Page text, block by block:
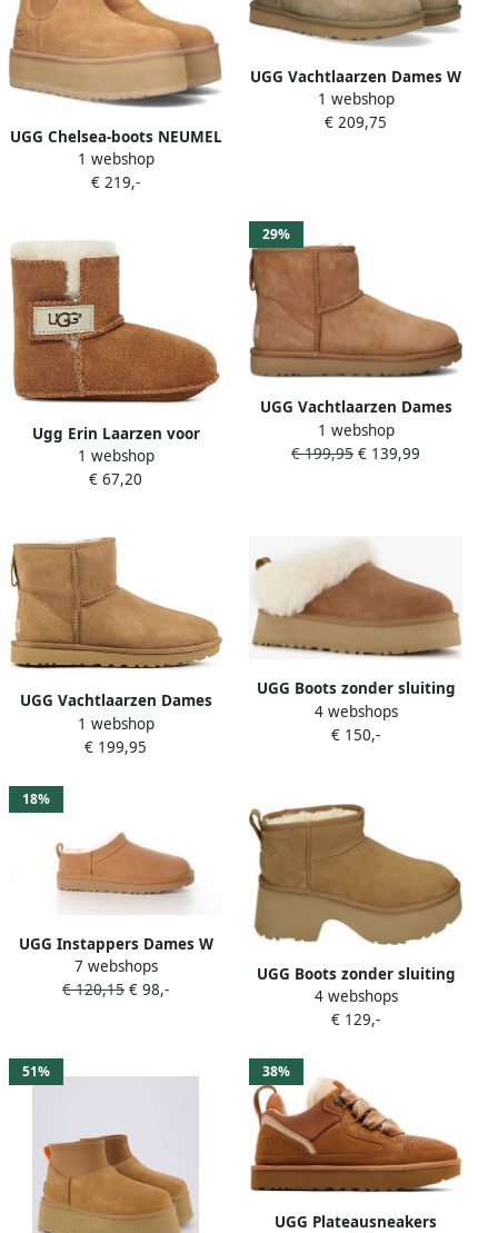
UGG Chelsea-boots NEUMEL
PLATFORM CHELSEA plateau
laarzen winterlaarzen met
1 webshop
€ 219,-
UGG Vachtlaarzen Dames W
Classic Ultra Mini Maat: 43
Materiaal: Suède Kleur:
1 webshop
€ 209,75
Ugg Erin Laarzen voor
Grote Kinderen in Brown
1 webshop
€ 67,20
29%
UGG Vachtlaarzen Dames
Classic Mini Regenerate
Maat: 42 Materiaal: Textiel
1 webshop
€ 199,95 € 139,99
UGG Vachtlaarzen Dames
Classic Mini Regenerate
Maat: 36 Materiaal: Suède
1 webshop
€ 199,95
UGG Boots zonder sluiting
TAZZELLE Enkellaarsjes
instaplaarsjes met
4 webshops
€ 150,-
18%
UGG Instappers Dames W
Classic Micro Maat: 42
Materiaal: Suède Kleur:
7 webshops
€ 120,15 € 98,-
UGG Boots zonder sluiting
CLASSIC ULTRA MINI NEW
HEIGHTS plateau laarzen
4 webshops
€ 129,-
51% 38%
UGG Plateausneakers